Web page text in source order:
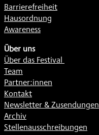
Barrierefreiheit
Hausordnung
Awareness
Über uns
Über das Festival
Team
Partner:innen
Kontakt
Newsletter & Zusendungen
Archiv
Stellenausschreibungen